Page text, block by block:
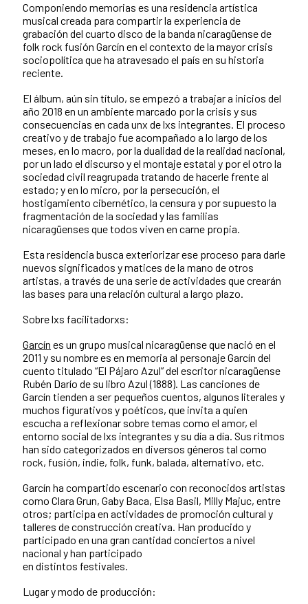
Componiendo memorias es una residencia artística
musical creada para compartir la experiencia de
grabación del cuarto disco de la banda nicaragüense de
folk rock fusión Garcín en el contexto de la mayor crisis
sociopolítica que ha atravesado el país en su historia
reciente.
El álbum, aún sin título, se empezó a trabajar a inicios del
año 2018 en un ambiente marcado por la crisis y sus
consecuencias en cada unx de lxs integrantes. El proceso
creativo y de trabajo fue acompañado a lo largo de los
meses, en lo macro, por la dualidad de la realidad nacional,
por un lado el discurso y el montaje estatal y por el otro la
sociedad civil reagrupada tratando de hacerle frente al
estado; y en lo micro, por la persecución, el
hostigamiento cibernético, la censura y por supuesto la
fragmentación de la sociedad y las familias
nicaragüenses que todos viven en carne propia.
Esta residencia busca exteriorizar ese proceso para darle
nuevos significados y matices de la mano de otros
artistas, a través de una serie de actividades que crearán
las bases para una relación cultural a largo plazo.
Sobre lxs facilitadorxs:
Garcín es un grupo musical nicaragüense que nació en el
2011 y su nombre es en memoria al personaje Garcín del
cuento titulado “El Pájaro Azul” del escritor nicaragüense
Rubén Darío de su libro Azul (1888). Las canciones de
Garcín tienden a ser pequeños cuentos, algunos literales y
muchos figurativos y poéticos, que invita a quien
escucha a reflexionar sobre temas como el amor, el
entorno social de lxs integrantes y su día a día. Sus ritmos
han sido categorizados en diversos géneros tal como
rock, fusión, indie, folk, funk, balada, alternativo, etc.
Garcín ha compartido escenario con reconocidos artistas
como Clara Grun, Gaby Baca, Elsa Basil, Milly Majuc, entre
otros; participa en actividades de promoción cultural y
talleres de construcción creativa. Han producido y
participado en una gran cantidad conciertos a nivel
nacional y han participado
en distintos festivales.
Lugar y modo de producción: